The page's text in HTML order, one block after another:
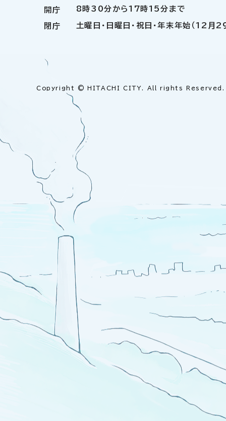
開庁 8時30分から17時15分まで
閉庁 土曜日・日曜日・祝日・年末年始（12月
Copyright © HITACHI CITY. All rights Reserved.